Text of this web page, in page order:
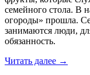
семейного стола. В
огороды» прошла.
занимаются люди,
обязанность.
Читать далее →